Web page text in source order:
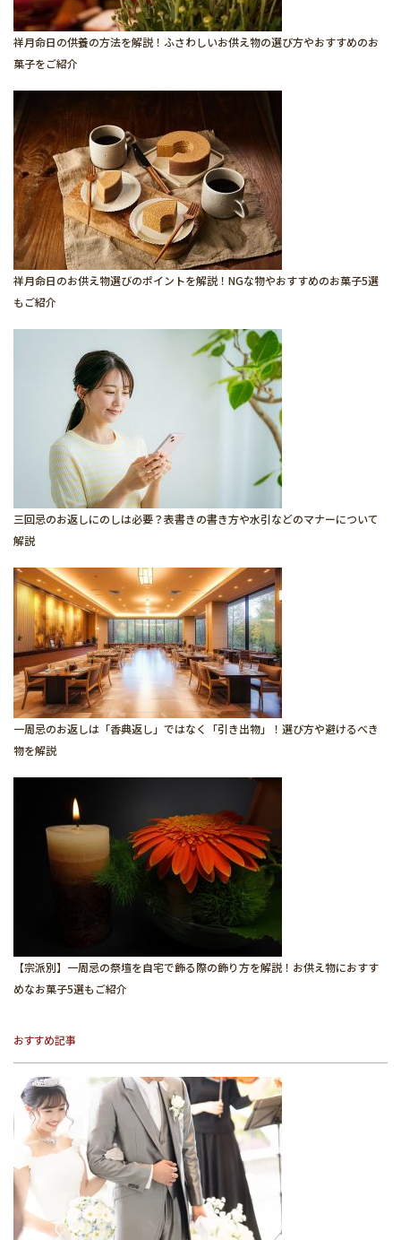
祥月命日の供養の方法を解説！ふさわしいお供え物の選び方やおすすめのお
菓子をご紹介
祥月命日のお供え物選びのポイントを解説！NGな物やおすすめのお菓子5選
もご紹介
三回忌のお返しにのしは必要？表書きの書き方や水引などのマナーについて
解説
一周忌のお返しは「香典返し」ではなく「引き出物」！選び方や避けるべき
物を解説
【宗派別】一周忌の祭壇を自宅で飾る際の飾り方を解説！お供え物におすす
めなお菓子5選もご紹介
おすすめ記事